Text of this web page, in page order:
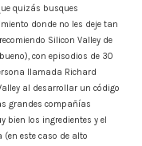
quizás busques
donde no les deje tan
Silicon Valley de
con episodios de 30
llamada Richard
al desarrollar un código
grandes compañías
bien los ingredientes y el
este caso de alto